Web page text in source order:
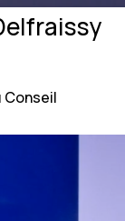
Conseil